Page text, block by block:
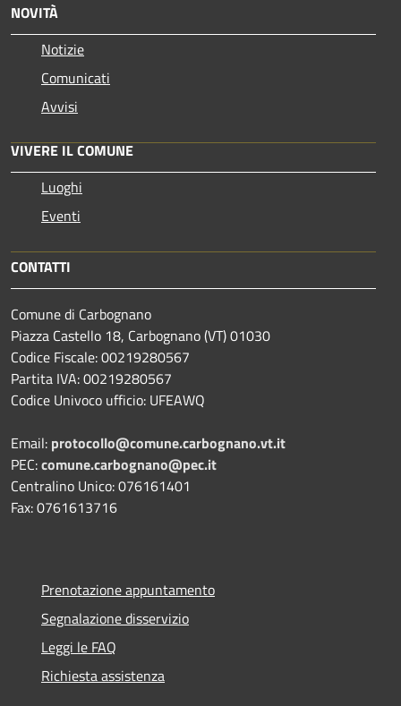
NOVITÀ
Notizie
Comunicati
Avvisi
VIVERE IL COMUNE
Luoghi
Eventi
CONTATTI
Comune di Carbognano
Piazza Castello 18, Carbognano (VT) 01030
Codice Fiscale: 00219280567
Partita IVA: 00219280567
Codice Univoco ufficio: UFEAWQ
Email: protocollo@comune.carbognano.vt.it
PEC:comune.carbognano@pec.it
Centralino Unico: 076161401
Fax: 0761613716
Prenotazione appuntamento
Segnalazione disservizio
Leggi le FAQ
Richiesta assistenza